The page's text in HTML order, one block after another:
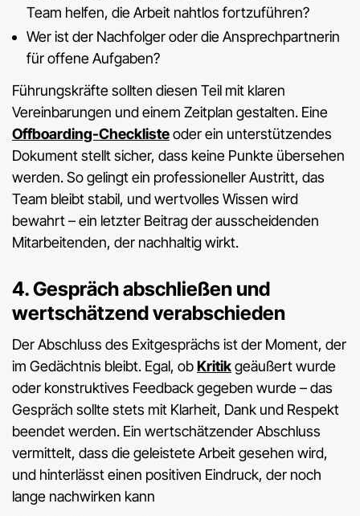
Team helfen, die Arbeit nahtlos fortzuführen?
Wer ist der Nachfolger oder die Ansprechpartnerin
für offene Aufgaben?
Führungskräfte sollten diesen Teil mit klaren
Vereinbarungen und einem Zeitplan gestalten. Eine
Offboarding-Checklisteoder ein unterstützendes
Dokument stellt sicher, dass keine Punkte übersehen
werden. So gelingt ein professioneller Austritt, das
Team bleibt stabil, und wertvolles Wissen wird
bewahrt – ein letzter Beitrag der ausscheidenden
Mitarbeitenden, der nachhaltig wirkt.
4. Gespräch abschließen und
wertschätzend verabschieden
Der Abschluss des Exitgesprächs ist der Moment, der
im Gedächtnis bleibt. Egal, obKritikgeäußert wurde
oder konstruktives Feedback gegeben wurde – das
Gespräch sollte stets mit Klarheit, Dank und Respekt
beendet werden. Ein wertschätzender Abschluss
vermittelt, dass die geleistete Arbeit gesehen wird,
und hinterlässt einen positiven Eindruck, der noch
lange nachwirken kann